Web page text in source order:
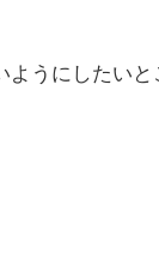
うにしたい